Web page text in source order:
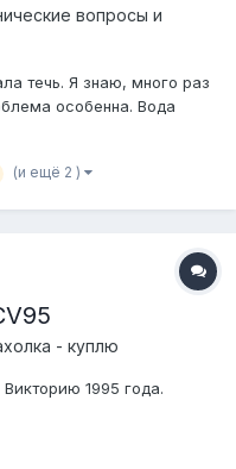
вопросы и
течь. Я знаю, много раз
особенна. Вода
довольно приличный.
она может браться.
(и ещё 2 )
- куплю
1995 года.